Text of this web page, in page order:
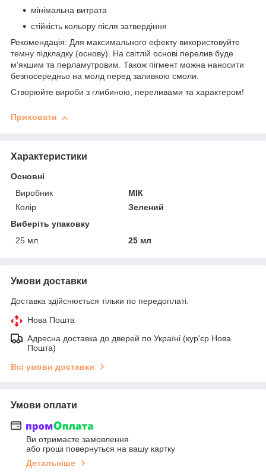
мінімальна витрата
стійкість кольору після затвердіння
Рекомендація: Для максимального ефекту використовуйте
темну підкладку (основу). На світлій основі перелив буде
м’якшим та перламутровим. Також пігмент можна наносити
безпосередньо на молд перед заливкою смоли.
Створюйте вироби з глибиною, переливами та характером!
Приховати
Характеристики
Основні
Виробник
МІК
Колір
Зелений
Виберіть упаковку
25 мл
25 мл
Умови доставки
Доставка здійснюється тільки по передоплаті.
Нова Пошта
Адресна доставка до дверей по Україні (кур'єр Нова
Пошта)
Всі умови доставки
Умови оплати
Ви отримаєте замовлення
або гроші повернуться на вашу картку
Детальніше